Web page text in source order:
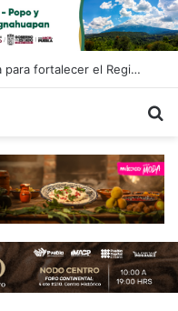
Azucena Rosas impulsa iniciativa para fortalecer el Registro Estatal de Opciones para Educación Superior